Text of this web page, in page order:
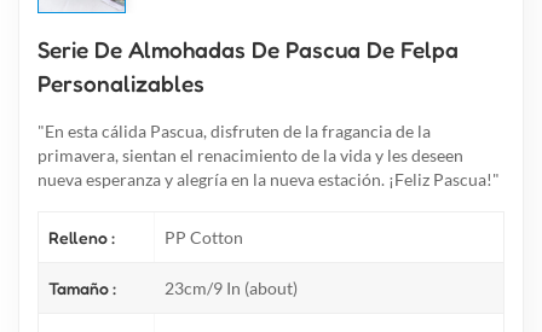
Serie De Almohadas De Pascua De Felpa
Personalizables
"En esta cálida Pascua, disfruten de la fragancia de la
primavera, sientan el renacimiento de la vida y les deseen
nueva esperanza y alegría en la nueva estación. ¡Feliz Pascua!"
Relleno : PP Cotton
Tamaño : 23cm/9 In (about)